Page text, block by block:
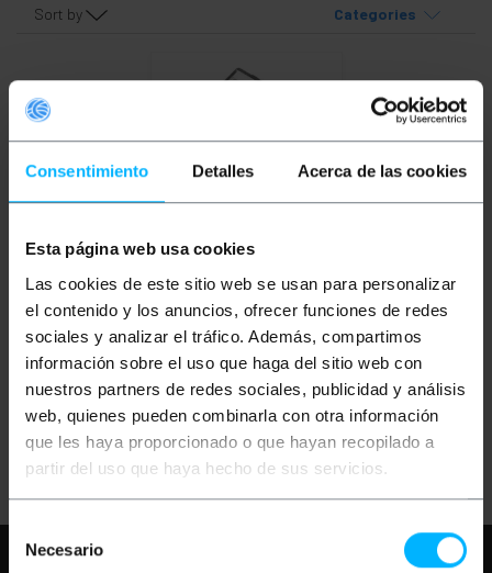
Consentimiento Detalles Acerca de las cookies
Esta página web usa cookies
Las cookies de este sitio web se usan para personalizar
el contenido y los anuncios, ofrecer funciones de redes
sociales y analizar el tráfico. Además, compartimos
información sobre el uso que haga del sitio web con
nuestros partners de redes sociales, publicidad y análisis
web, quienes pueden combinarla con otra información
que les haya proporcionado o que hayan recopilado a
partir del uso que haya hecho de sus servicios.
Selección
Necesario
Sort by Categories
OUTLET20%
BEMATIK
Battery
compatible with HTC
EVO 3D Sensation G14
PVP
1.98
€1.58
€1.58VAT inc.
PVD
1.69
€1.35
Immediate delivery REF: BF083
Quantity
Need any help?